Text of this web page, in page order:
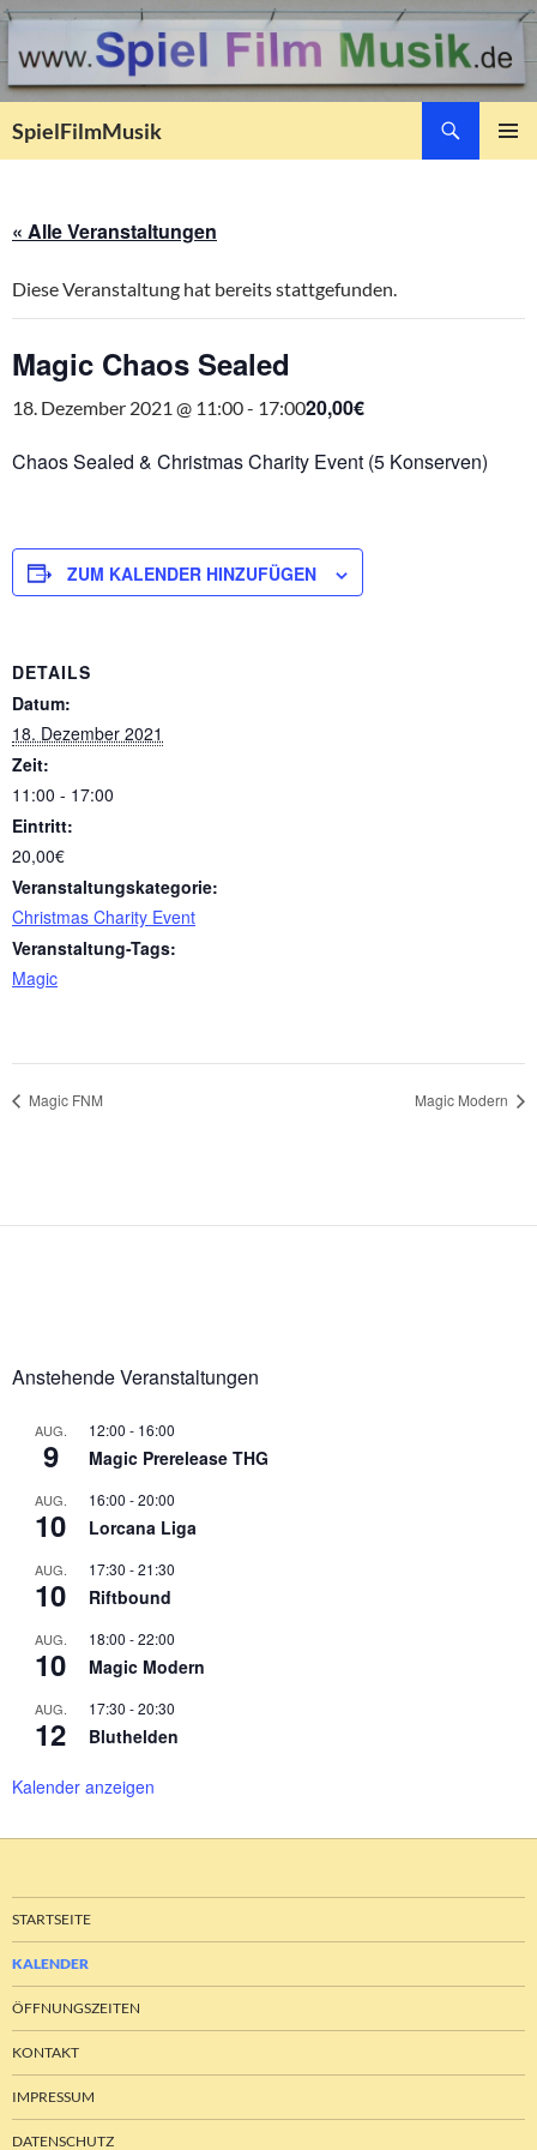
SpielFilmMusik
« Alle Veranstaltungen
Diese Veranstaltung hat bereits stattgefunden.
Magic Chaos Sealed
18. Dezember 2021 @ 11:00- 17:0020,00€
Chaos Sealed & Christmas Charity Event (5 Konserven)
ZUM KALENDER HINZUFÜGEN
DETAILS
Datum:
18. Dezember 2021
Zeit:
11:00 - 17:00
Eintritt:
20,00€
Veranstaltungskategorie:
Christmas Charity Event
Veranstaltung-Tags:
Magic
Magic FNM Magic Modern
Anstehende Veranstaltungen
AUG.
9
12:00 - 16:00
Magic Prerelease THG
AUG.
10
16:00 -20:00
Lorcana Liga
AUG.
10
17:30 -21:30
Riftbound
AUG.
10
18:00 -22:00
Magic Modern
AUG.
12
17:30 -20:30
Bluthelden
Kalender anzeigen
STARTSEITE
KALENDER
ÖFFNUNGSZEITEN
KONTAKT
IMPRESSUM
DATENSCHUTZ